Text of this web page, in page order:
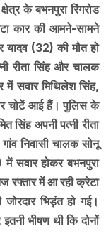
के बभनपुरा रिंगरोड
कार की आमने-सामने
यादव (32) की मौत हो
रीता सिंह और चालक
में सवार मिथिलेश सिंह,
चोटें आई हैं।पुलिस के
सिंह अपनी पत्नी रीता
निवासी चालक सोनू
सवार होकर बभनपुरा
रफ्तार में आ रही क्रेटा
भिड़ंत हो गई।
भीषण थी कि दोनों